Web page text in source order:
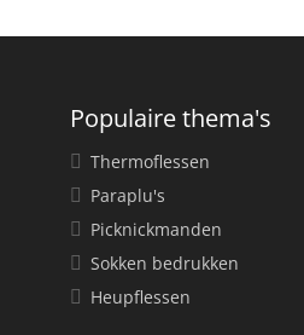
Populaire thema's
Thermoflessen
Paraplu's
Picknickmanden
Sokken bedrukken
Heupflessen